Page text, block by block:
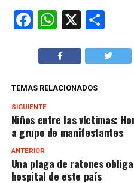
Facebook
WhatsApp
X
TEMAS RELACIONADOS
SIGUIENTE
Niños entre las víctimas:
a grupo de manifestantes
ANTERIOR
Una plaga de ratones
hospital de este país